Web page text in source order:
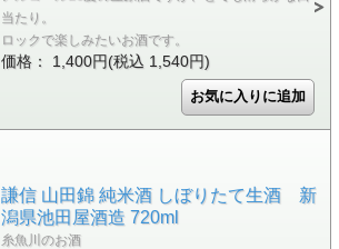
当たり。
ロックで楽しみたいお酒です。
価格： 1,400円(税込 1,540円)
謙信 山田錦 純米酒 しぼりたて生酒 新
潟県池田屋酒造 720ml
糸魚川のお酒